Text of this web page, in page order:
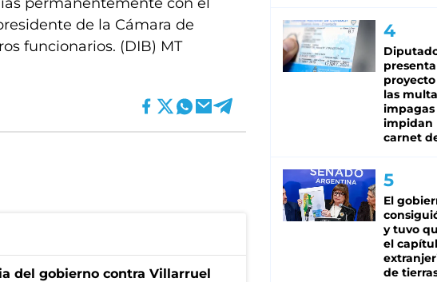
de la Cámara de
funcionarios. (DIB) MT
del gobierno contra Villarruel
las
impagas
impidan
carnet
El
y tuvo
el
de